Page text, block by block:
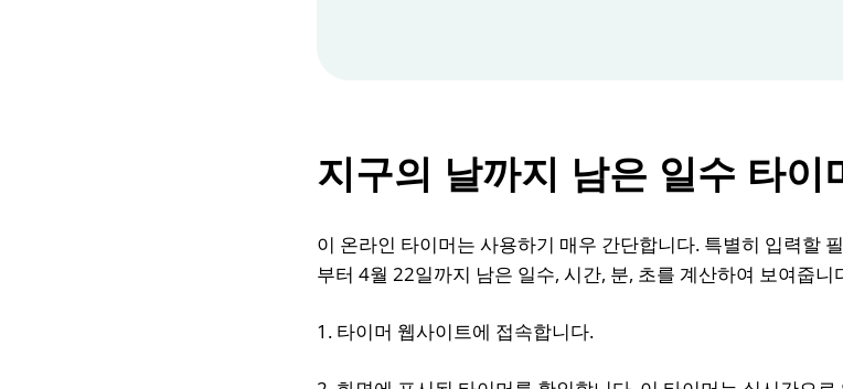
지구의 날까지 남은 일수 타이
이 온라인 타이머는 사용하기 매우 간단합니다. 특별히 입력할
부터 4월 22일까지 남은 일수, 시간, 분, 초를 계산하여 보여줍니
1. 타이머 웹사이트에 접속합니다.